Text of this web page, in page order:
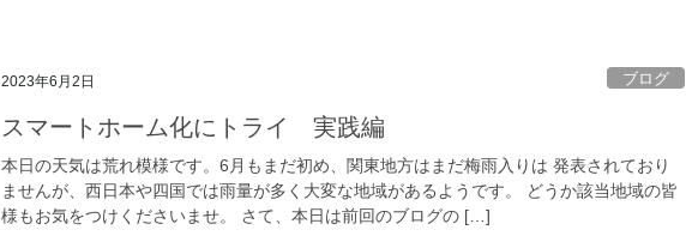
2023年6月2日 ブログ
スマートホーム化にトライ 実践編
本日の天気は荒れ模様です。6月もまだ初め、関東地方はまだ梅雨入りは 発表されており
ませんが、西日本や四国では雨量が多く大変な地域があるようです。 どうか該当地域の皆
様もお気をつけくださいませ。 さて、本日は前回のブログの […]